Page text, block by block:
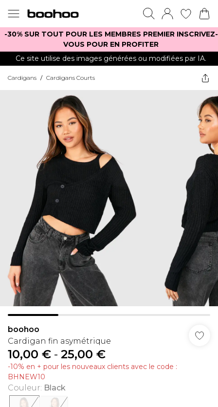
-30% SUR TOUT POUR LES MEMBRES PREMIER INSCRIVEZ-
VOUS POUR EN PROFITER
Ce site utilise des images générées ou modifiées par IA.
Cardigans / Cardigans Courts
boohoo
Cardigan fin asymétrique
10,00 € - 25,00 €
-10% en + pour les nouveaux clients avec le code :
BHNEW10
Couleur: Black